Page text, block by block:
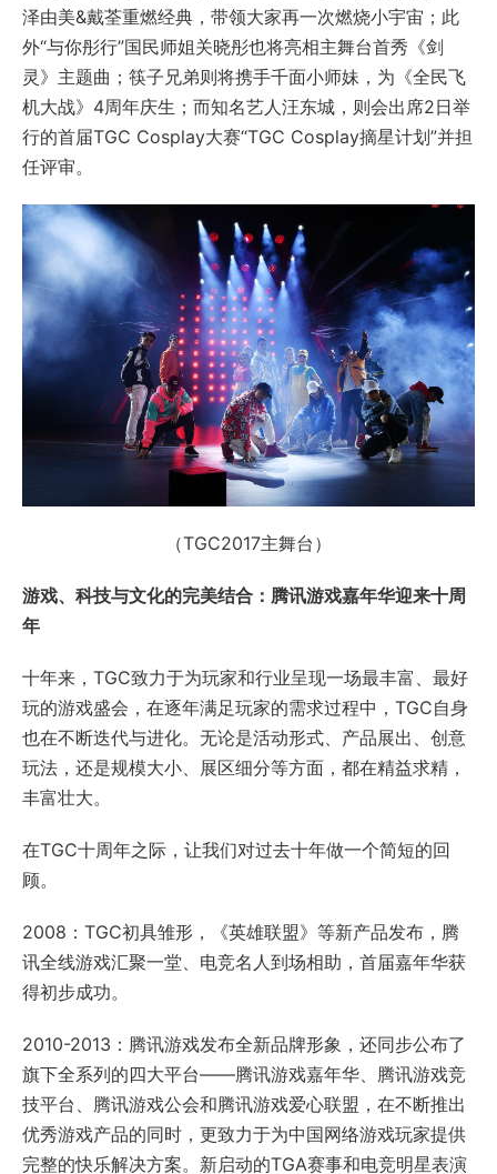
泽由美&戴荃重燃经典，带领大家再一次燃烧小宇宙；此
外“与你彤行”国民师姐关晓彤也将亮相主舞台首秀《剑
灵》主题曲；筷子兄弟则将携手千面小师妹，为《全民飞
机大战》4周年庆生；而知名艺人汪东城，则会出席2日举
行的首届TGC Cosplay大赛“TGC Cosplay摘星计划”并担
任评审。
（TGC2017主舞台）
游戏、科技与文化的完美结合：腾讯游戏嘉年华迎来十周
年
十年来，TGC致力于为玩家和行业呈现一场最丰富、最好
玩的游戏盛会，在逐年满足玩家的需求过程中，TGC自身
也在不断迭代与进化。无论是活动形式、产品展出、创意
玩法，还是规模大小、展区细分等方面，都在精益求精，
丰富壮大。
在TGC十周年之际，让我们对过去十年做一个简短的回
顾。
2008：TGC初具雏形，《英雄联盟》等新产品发布，腾
讯全线游戏汇聚一堂、电竞名人到场相助，首届嘉年华获
得初步成功。
2010-2013：腾讯游戏发布全新品牌形象，还同步公布了
旗下全系列的四大平台——腾讯游戏嘉年华、腾讯游戏竞
技平台、腾讯游戏公会和腾讯游戏爱心联盟，在不断推出
优秀游戏产品的同时，更致力于为中国网络游戏玩家提供
完整的快乐解决方案。新启动的TGA赛事和电竞明星表演